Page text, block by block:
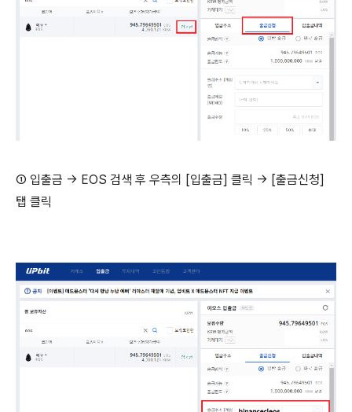
① 입출금 → EOS 검색 후 우측의 [입출금] 클릭 → [출금신청]
탭 클릭